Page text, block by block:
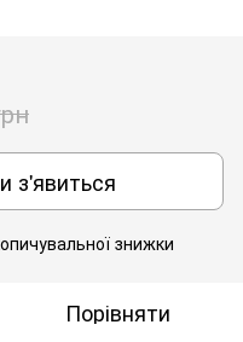
з'явиться
знижки
Порівняти